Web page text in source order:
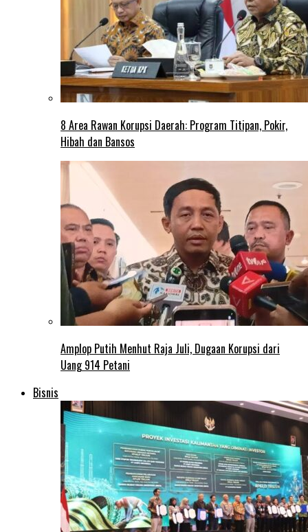
8 Area Rawan Korupsi Daerah: Program Titipan, Pokir,
Hibah dan Bansos
Amplop Putih Menhut Raja Juli, Dugaan Korupsi dari
Uang 914 Petani
Bisnis